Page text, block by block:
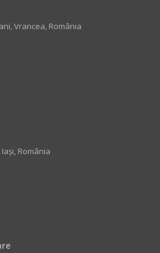
Vrancea, România
România